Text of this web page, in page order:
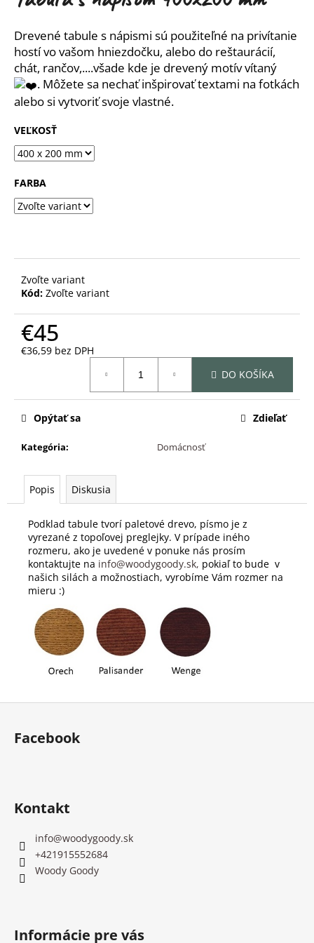
z
5
hviezdičiek.
Drevené tabule s nápismi sú použiteľné na privítanie
hostí vo vašom hniezdočku, alebo do reštaurácií,
chát, rančov,....všade kde je drevený motív vítaný
. Môžete sa nechať inšpirovať textami na fotkách
alebo si vytvoriť svoje vlastné.
VEĽKOSŤ
FARBA
Zvoľte variant
Kód: Zvoľte variant
€45
€36,59 bez DPH
DO KOŠÍKA
Kategória: Domácnosť
Opýtať sa Zdieľať
Popis Diskusia
Podklad tabule tvorí paletové drevo, písmo je z
vyrezané z topoľovej preglejky. V prípade iného
rozmeru, ako je uvedené v ponuke nás prosím
kontaktujte na info@woodygoody.sk, pokiaľ to bude v
našich silách a možnostiach, vyrobíme Vám rozmer na
mieru :)
j
s
ť
?
HĽADAŤ
p
ú
č
a
m
Facebook
Kontakt
info@woodygoody.sk
+421915552684
Woody Goody
Informácie pre vás